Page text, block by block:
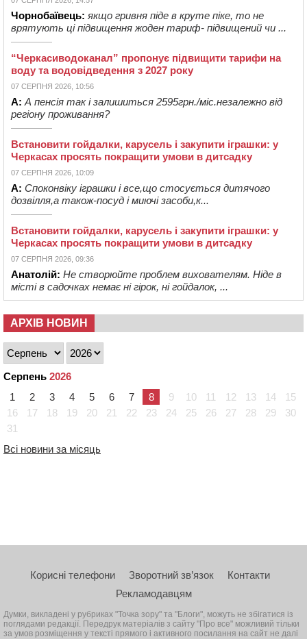
Чорнобаївець: якщо гривня піде в круте піке, то не
врятують ці підвищення жоден тариф- підвищений чи ...
“Черкасиводоканал” пропонує підвищити тарифи на
воду та водовідведення з 2027 року
07 СЕРПНЯ 2026, 10:56
А: А пенсія так і залишиться 2595грн./міс.незалежно від
регіону проживання?
Встановити гойдалки, карусель і закупити іграшки: у
Черкасах просять покращити умови в дитсадку
07 СЕРПНЯ 2026, 10:09
А: Споконвіку іграшки і все,що стосується дитячого
дозвілля,а також-посуд і миючі засоби,к...
Встановити гойдалки, карусель і закупити іграшки: у
Черкасах просять покращити умови в дитсадку
07 СЕРПНЯ 2026, 09:36
Анатолій: Не створюйте проблем вихователям. Ніде в
місті в садочках немає ні гірок, ні гойдалок, ...
АРХІВ НОВИН
Серпень 2026
1
2 3 4 5 6 7 8 9 10 11 12 13 14
15
16
17 18 19 20 21 22 23 24 25 26 27 28 29
30
31
Всі новини за місяць
Корисні телефони Зворотний зв’язок
Контакти
Рекламодавцям
Думки, викладені у рубриках "Точка зору" та "Блоги", можуть не збігатися із
поглядами редакції. Передрук матеріалів з сайту "Про все" можливий тільки
за умов розміщення у тексті прямого і активного посилання на сайт не далі